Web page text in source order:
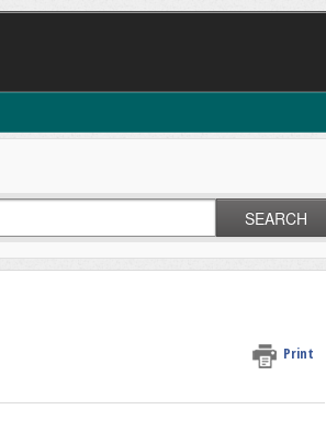
SEARCH
Print